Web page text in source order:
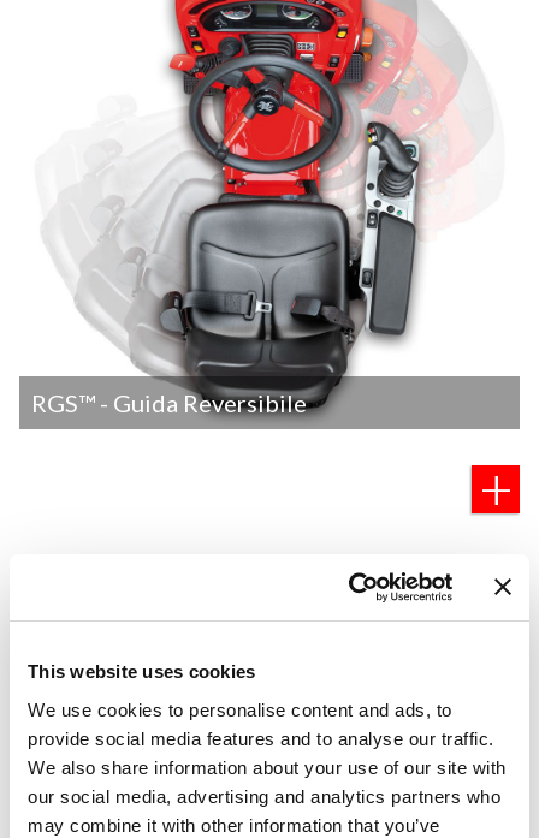
This website uses cookies
We use cookies to personalise content and ads, to
provide social media features and to analyse our traffic.
We also share information about your use of our site with
our social media, advertising and analytics partners who
may combine it with other information that you’ve
RGS™ - Guida Reversibile